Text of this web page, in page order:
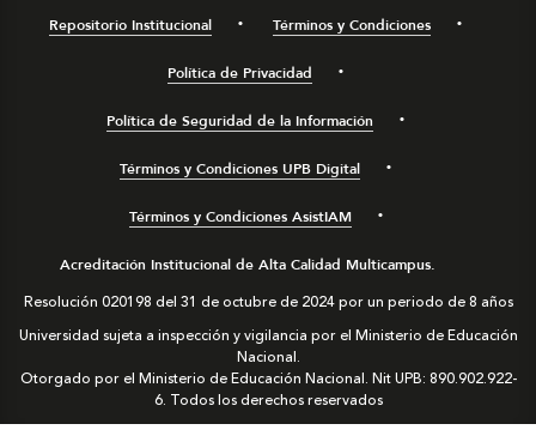
Repositorio Institucional Términos y Condiciones
Política de Privacidad
Política de Seguridad de la Información
Términos y Condiciones UPB Digital
Términos y Condiciones AsistIAM
Acreditación Institucional de Alta Calidad Multicampus.
Resolución 020198 del 31 de octubre de 2024 por un periodo de 8 años
Universidad sujeta a inspección y vigilancia por el Ministerio de Educación
Nacional.
Otorgado por el Ministerio de Educación Nacional. Nit UPB: 890.902.922-
6. Todos los derechos reservados